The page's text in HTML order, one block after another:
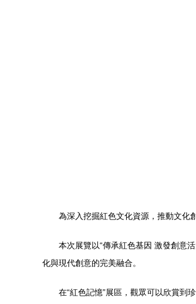
為深入挖掘紅色文化資源，推動文化
本次展覽以“傳承紅色基因 激發創意
化與現代創意的完美融合。
在“紅色記憶”展區，觀眾可以欣賞到